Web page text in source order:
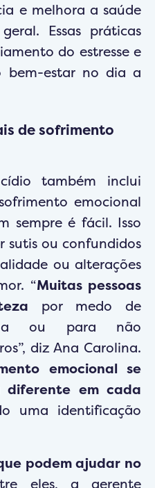
e melhora a saúde
Essas práticas
do estresse e
bem-estar no dia a
de sofrimento
também inclui
emocional
sempre é fácil. Isso
sutis ou confundidos
ou alterações
“Muitas pessoas
por medo de
ou para não
diz Ana Carolina.
emocional se
diferente em cada
uma identificação
podem ajudar no
eles, a gerente